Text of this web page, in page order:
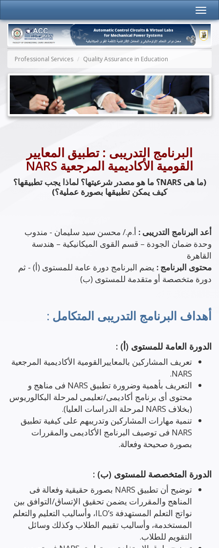
Professional Services Quality Assurance in Education
البرنامج التدريبى : تطبيق المعايير
القومية الأكاديمية المرجعية NARS
(ما هى NARS؟ ما هو مصدر شرعيتها؟ لماذا يجب تطبيقها؟
كيف يمكن تطبيقها بصورة عملية؟)
أعد البرنامج التدريبى : أ.م./ محسن سيد سليمان - مندوب
وحدة ضمان الجودة – قسم القوى الميكانيكية – هندسة
القاهرة
محتوى البرنامج : يضم البرنامج دورة عامة للمستوى (أ) - ثم
دورة متخصصة أو متقدمة للمستوى (ب)
أهداف البرنامج التدريبى المتكامل :
الدورة العامة للمستوى (أ) :
تعريف المشاركين بالمعاييرالقومية الأكاديمية المرجعية
NARS.
التعريف بأهمية وضرورة تطبيق NARS فى مناهج و
محتوى أى برنامج أكاديمى/تعليمى لمرحلة البكالوريوس
(بخلاف NARS لمرحلة الدراسات العليا).
تنمية مهارات المشاركين وتدريبهم على كيفية تطبيق
NARS فى توصيف البرنامج الأكاديمى والمقررات
بصورة صحيحة وفعالة.
الدورة المتخصصة للمستوى (ب) :
توضيح أن تطبيق NARS بصورة حقيقية وفعالة فى
المناهج والمقررات يضمن تحقيق الإتساق/التوافق بين
نواتج التعلم المستهدفة ILO’s، وأساليب التعليم والتعلم
المستخدمة، وأساليب تقييم الطلاب وكذلك وسائل
التقويم للطلاب.